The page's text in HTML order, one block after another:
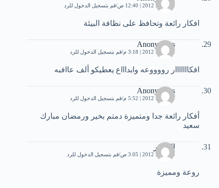
13 يوليو، 2012 | 12:40 ص قم بتسجيل الدخول للرد
افكار رائعة وتحافظ على نظافة البيئة
Anonymous
14 يوليو، 2012 | 3:18 م قم بتسجيل الدخول للرد
افكااااااار رووووعه وابداااع يعطيكو ألف عاافبه
Anonymous
20 يوليو، 2012 | 5:52 م قم بتسجيل الدخول للرد
أفكار رائعة جدا ومتميزة دمتم بخير ورمضان مبارك
سعيد
المفكر
25 يوليو، 2012 | 3:05 ص قم بتسجيل الدخول للرد
روعة ومميزة